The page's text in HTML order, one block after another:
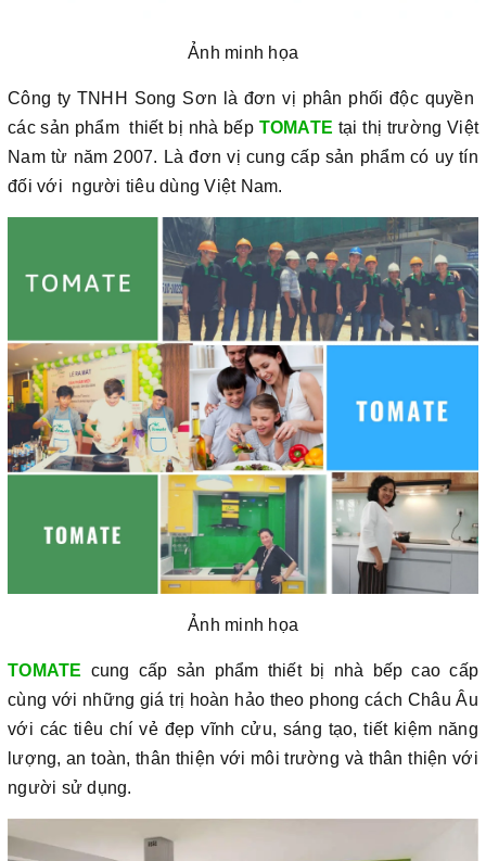
Ảnh minh họa
Công ty TNHH Song Sơn là đơn vị phân phối độc quyền
các sản phẩm thiết bị nhà bếp TOMATE tại thị trường Việt
Nam từ năm 2007. Là đơn vị cung cấp sản phẩm có uy tín
đối với người tiêu dùng Việt Nam.
Ảnh minh họa
TOMATE cung cấp sản phẩm thiết bị nhà bếp cao cấp
cùng với những giá trị hoàn hảo theo phong cách Châu Âu
với các tiêu chí vẻ đẹp vĩnh cửu, sáng tạo, tiết kiệm năng
lượng, an toàn, thân thiện với môi trường và thân thiện với
người sử dụng.